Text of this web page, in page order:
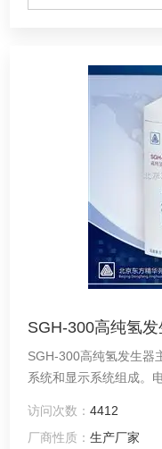
SGH-300高纯氢发
SGH-300高纯氢发生器
系统和显示系统组成。
出的需要自动调整，维
访问次数：4412
厂商性质：生产厂家